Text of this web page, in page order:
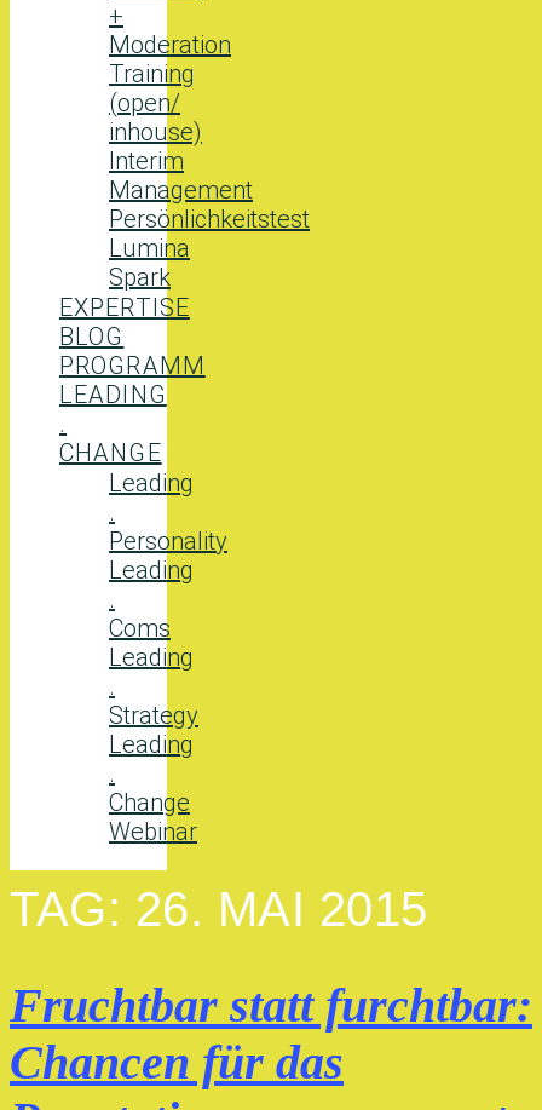
+
Moderation
Training
(open/
inhouse)
Interim
Management
Persönlichkeitstest
Lumina
Spark
EXPERTISE
BLOG
PROGRAMM
LEADING
.
CHANGE
Leading
.
Personality
Leading
.
Coms
Leading
.
Strategy
Leading
.
Change
Webinar
TAG: 26. MAI 2015
Fruchtbar statt furchtbar:
Chancen für das